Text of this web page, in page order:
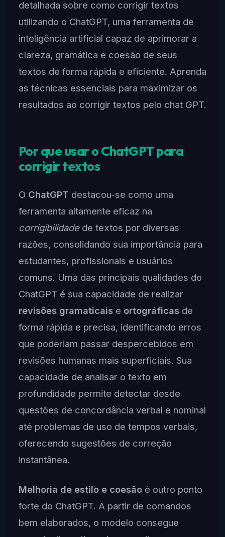
detalhada sobre como corrigir textos
utilizando o ChatGPT, uma ferramenta de
inteligência artificial capaz de aprimorar a
clareza, gramática e coesão de seus
textos de forma rápida e eficiente. Aprenda
as técnicas essenciais para maximizar os
resultados ao corrigir textos pelo chat GPT.
Por que usar o ChatGPT para
corrigir textos
O ChatGPT destacou-se como uma
ferramenta altamente eficaz na
corrigibilidadede textos por diversas
razões, consolidando sua importância para
estudantes, profissionais e usuários
comuns. Uma das principais qualidades do
ChatGPT é sua capacidade de realizar
revisões gramaticaise ortográficasde
forma rápida e precisa, identificando erros
que poderiam passar despercebidos em
revisões humanas mais superficiais. Sua
capacidade de analisar o texto em
profundidade permite detectar desde
questões de concordância verbal e nominal
até problemas de uso de tempos verbais,
oferecendo sugestões de correção
instantânea.
Melhoria de estilo e coesãoé outro ponto
forte do ChatGPT. A partir de comandos
bem elaborados, o modelo consegue